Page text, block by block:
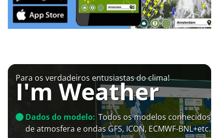
Para os verdadeiros entusiastas do clima!
I'm Weather
Dados do modelo: Todos os modelos conhecidos
de atmosfera e ondas GFS, ICON, ECMWF-BNL+etc.